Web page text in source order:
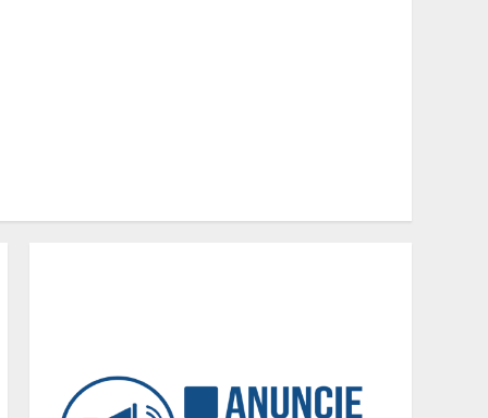
Veja cuidados
5
menos confiável para os
usuários, diz especialista